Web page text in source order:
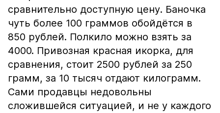
сравнительно доступную цену. Баночка
чуть более 100 граммов обойдётся в
850 рублей. Полкило можно взять за
4000. Привозная красная икорка, для
сравнения, стоит 2500 рублей за 250
грамм, за 10 тысяч отдают килограмм.
Сами продавцы недовольны
сложившейся ситуацией, и не у каждого